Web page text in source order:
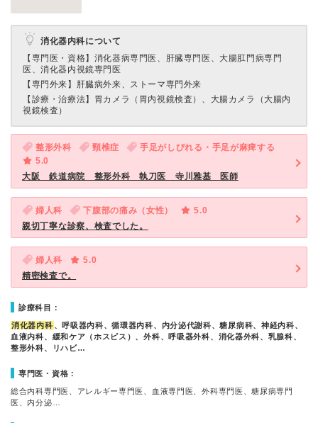
消化器内科について
【専門医・資格】 消化器病専門医、肝臓専門医、大腸肛門病専門
医、消化器内視鏡専門医
【専門外来】 肝臓病外来、ストーマ専門外来
【診療・治療法】 胃カメラ（胃内視鏡検査）、大腸カメラ（大腸内
視鏡検査）
整形外科 頸椎症
手足がしびれる・手足が麻痺する
5.0
大阪 鉄道病院 整形外科 執刀医 寺川雅基 医師
婦人科 下腹部の痛み（女性）
5.0
親切丁寧な診察、検査でした。
婦人科
5.0
精密検査で。
診療科目：
消化器内科 、呼吸器内科、循環器内科、内分泌代謝科、糖尿病科、神経内科、
血液内科、緩和ケア（ホスピス）、外科、呼吸器外科、消化器外科、乳腺科、
整形外科、リハビ…
専門医・資格：
総合内科専門医、アレルギー専門医、血液専門医、外科専門医、糖尿病専門
医、内分泌…